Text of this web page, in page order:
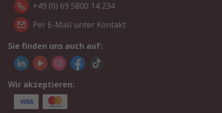
+49 (0) 69 5800 14 234
Per E-Mail unter Kontakt
Sie finden uns auch auf:
Wir akzeptieren: